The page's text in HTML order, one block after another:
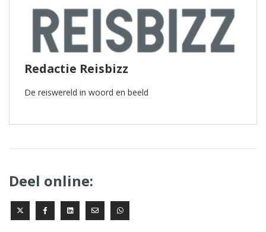
Redactie Reisbizz
De reiswereld in woord en beeld
Deel online: